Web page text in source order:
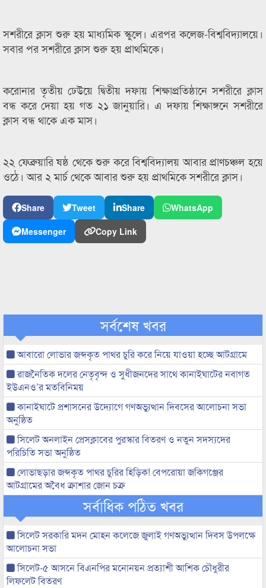
সশরীরে ক্লাস শুরু হয় মাধ্যমিক স্কুলে। এরপর কলেজ-বিশ্ববিদ্যালয়ে।
সবার পর সশরীরে ক্লাস শুরু হয় প্রাথমিকে।
করোনার তৃতীয় ঢেউয়ে দ্বিতীয় দফায় শিক্ষাপ্রতিষ্ঠানে সশরীরে ক্লাস
বন্ধ করে দেয়া হয় গত ২১ জানুয়ারি। এ দফায় শিক্ষাঙ্গনে সশরীরে
ক্লাস বন্ধ থাকে এক মাস।
২২ ফেব্রুয়ারি ষষ্ঠ থেকে শুরু করে বিশ্ববিদ্যালয় আবার প্রাণচঞ্চল হয়ে
ওঠে। আর ২ মার্চ থেকে আবার শুরু হয় প্রাথমিকে সশরীরে ক্লাস।
Share Tweet Share
WhatsApp
Messenger
Copy Link
সর্বশেষ খবর
আবারো লোভার জব্দকৃত পাথর চুরি করে নিয়ে যাওয়া হচ্ছে আটগ্রামে
রাজনৈতিক দলের নেতৃবৃন্দ ও সুধীজনদের সাথে কানাইঘাটের নবাগত
ইউএনও’র মতবিনিময়
কানাইঘাটে প্রশাসনের উদ্যোগে গণঅভ্যুত্থান দিবসের আলোচনা সভা
অনুষ্ঠিত
সিলেট অনলাইন প্রেসক্লাবের পুরস্কার বিতরণ ও নতুন সদস্যদের
পরিচিতি সভা অনুষ্ঠিত
লোভাছড়ার জব্দকৃত পাথর চুরির হিড়িক! বেপরোয়া জকিগঞ্জের
আটগ্রামের অবৈধ ক্রাশার জোন চক্র
সর্বাধিক পঠিত খবর
সিলেট সরকারি মদন মোহন কলেজে জুলাই গণঅভ্যুত্থান দিবস উপলক্ষে
আলোচনা সভা
সিলেট-৫ আসনে বিএনপির মনোনয়ন প্রত্যাশী আশিক চৌধুরীর
লিফলেট বিতরণ